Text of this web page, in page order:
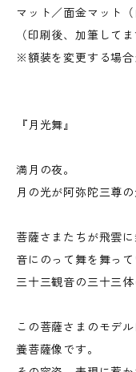
マット／面金マット
（印刷後、加筆して
※額装を変更する場合
『月光舞』
満月の夜。
月の光が阿弥陀三尊
菩薩さまたちが飛雲
音にのって舞を舞って
三十三観音の三十三体
この菩薩さまのモデ
養菩薩像です。